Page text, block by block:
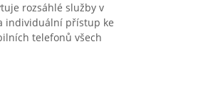
rozsáhlé služby v
individuální přístup ke
telefonů všech